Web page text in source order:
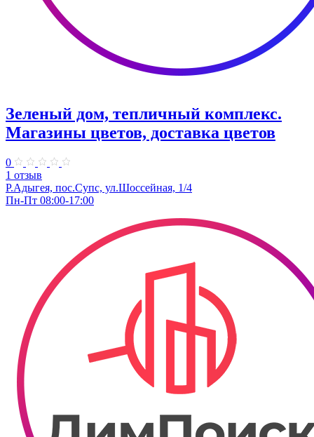
Зеленый дом, тепличный комплекс.
Магазины цветов, доставка цветов
0
1 отзыв
Р.Адыгея, пос.Супс, ул.Шоссейная, 1/4
Пн-Пт 08:00-17:00